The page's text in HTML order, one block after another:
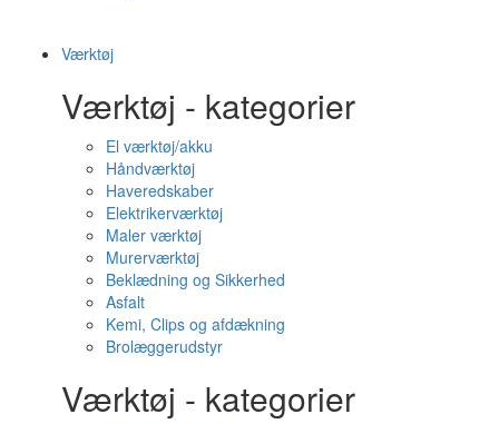
Værktøj
Værktøj - kategorier
El værktøj/akku
Håndværktøj
Haveredskaber
Elektrikerværktøj
Maler værktøj
Murerværktøj
Beklædning og Sikkerhed
Asfalt
Kemi, Clips og afdækning
Brolæggerudstyr
Værktøj - kategorier